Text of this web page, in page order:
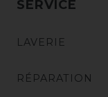
SERVICE
LAVERIE
RÉPARATION